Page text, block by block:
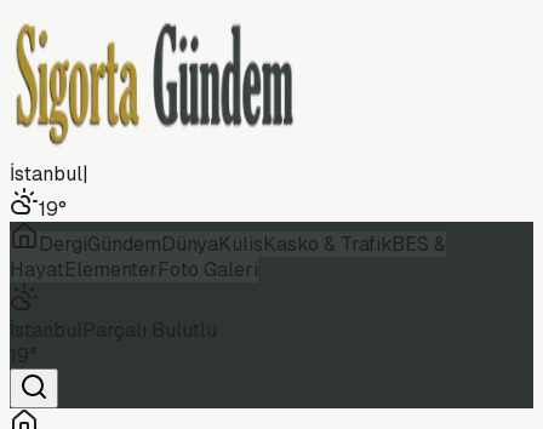
İstanbul|
19°
DergiGündemDünyaKulisKasko & TrafikBES &
HayatElementerFoto Galeri